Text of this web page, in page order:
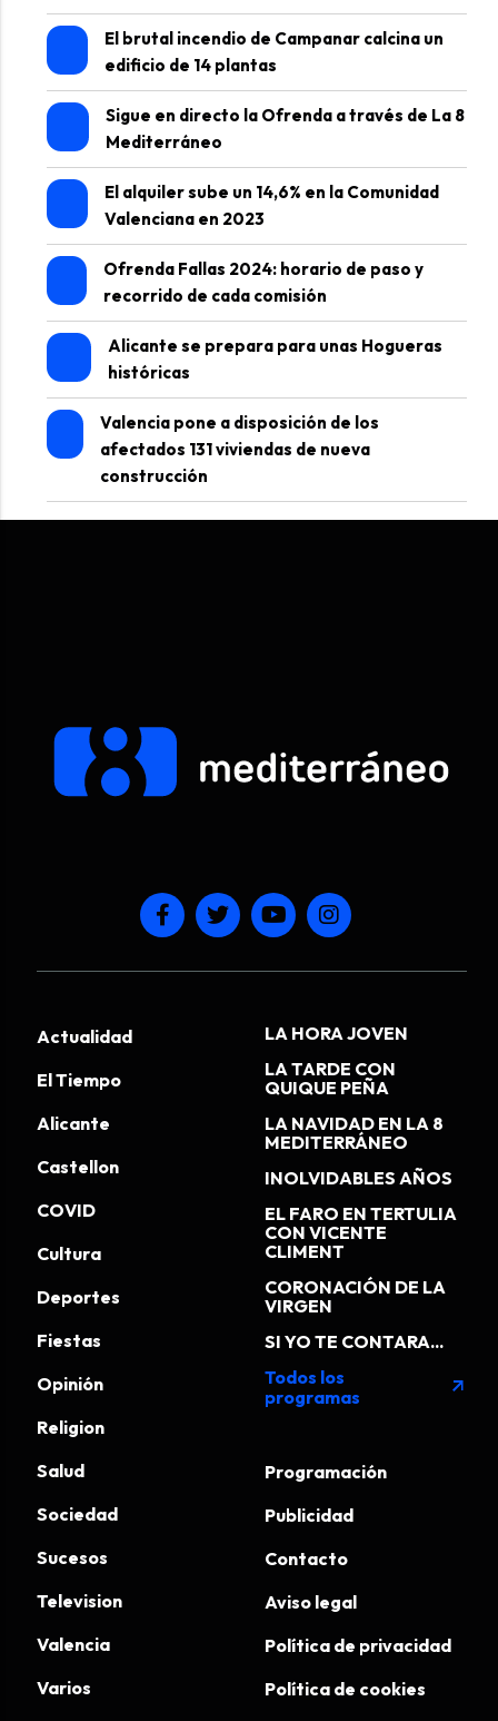
El brutal incendio de Campanar calcina un
edificio de 14 plantas
Sigue en directo la Ofrenda a través de La 8
Mediterráneo
El alquiler sube un 14,6% en la Comunidad
Valenciana en 2023
Ofrenda Fallas 2024: horario de paso y
recorrido de cada comisión
Alicante se prepara para unas Hogueras
históricas
Valencia pone a disposición de los
afectados 131 viviendas de nueva
construcción
Actualidad
El Tiempo
Alicante
Castellon
COVID
Cultura
Deportes
Fiestas
Opinión
Religion
Salud
Sociedad
Sucesos
Television
Valencia
Varios
LA HORA JOVEN
LA TARDE CON
QUIQUE PEÑA
LA NAVIDAD EN LA 8
MEDITERRÁNEO
INOLVIDABLES AÑOS
EL FARO EN TERTULIA
CON VICENTE
CLIMENT
CORONACIÓN DE LA
VIRGEN
SI YO TE CONTARA...
Todos los
programas
arrow_outward
Programación
Publicidad
Contacto
Aviso legal
Política de privacidad
Política de cookies